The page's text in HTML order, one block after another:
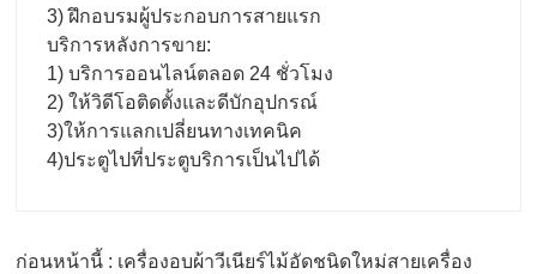
3) ฝึกอบรมผู้ประกอบการสายแรก
บริการหลังการขาย:
1) บริการออนไลน์ตลอด 24 ชั่วโมง
2) ให้วิดีโอติดตั้งและดีบักอุปกรณ์
3)ให้การแลกเปลี่ยนทางเทคนิค
4)ประตูไปที่ประตูบริการเป็นไปได้
ก่อนหน้านี้ : เครื่องอบผ้าวีเนียร์ไม้อัดชนิดใหม่สายเครื่อง